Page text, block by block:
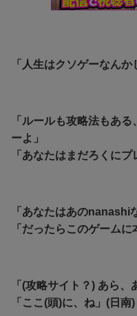
「人生はクソゲーなん
「ルールも攻略法もあ
ーよ」
「あなたはまだろくに
「あなたはあのnanashi
「だったらこのゲーム
「(攻略サイト？) あら、
「ここ(頭)に、ね」(日南)